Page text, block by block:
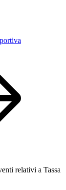
relativi a Tassa